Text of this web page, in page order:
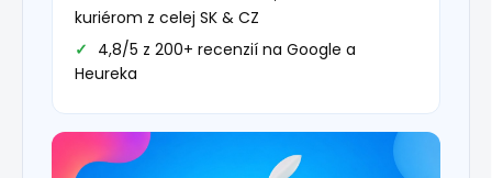
kuriérom z celej SK & CZ
4,8/5 z 200+ recenzií na Google a
Heureka